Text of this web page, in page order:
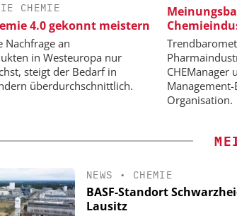
CHEMIE
4.0 gekonnt meistern
Nachfrage an
in Westeuropa nur
steigt der Bedarf in
überdurchschnittlich.
CHEManager
Organisation.
EPAL DEUTSCHLAND E.V.
EPAL CP-Paletten:
Standard für die
von heute und
morgen
NEWS • CHEMIE
BASF-Standort
Lausitz